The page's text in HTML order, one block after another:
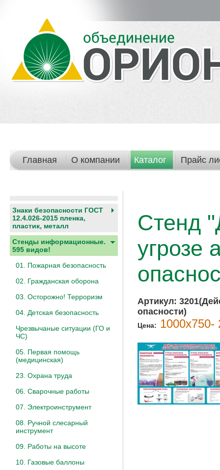
Главная О компании Каталог Прайс
Знаки безопасности ГОСТ
12.4.026-2015 пленка,
пластик, металл
Стенды информационные.
595 видов!
01. Пожарная безопасность
02. Гражданская оборона
03. Осторожно! Терроризм
04. Детская безопасность
Чрезвычаные ситуации (ГО и
ЧС)
05. Первая помощь
(медицинская)
23. Охрана труда
06. Сварочные работы
07. Электроинструмент
08. Ручной слесарный
инструмент
09. Работы на высоте
10. Газовые баллоны
Стенд
угрозе
Артикул:
опасности)
Цена: 1000х750-